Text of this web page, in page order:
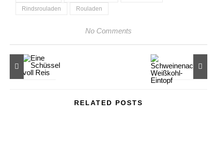
Rindsrouladen
Rouladen
No Comments
RELATED POSTS